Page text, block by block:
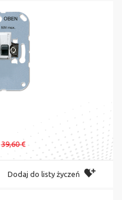
39,60 €
Dodaj do listy życzeń